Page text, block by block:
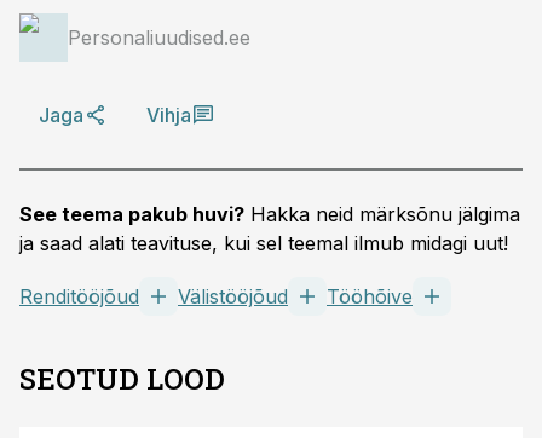
Personaliuudised.ee
Jaga Vihja
See teema pakub huvi? Hakka neid märksõnu jälgima
ja saad alati teavituse, kui sel teemal ilmub midagi uut!
Renditööjõud Välistööjõud Tööhõive
SEOTUD LOOD